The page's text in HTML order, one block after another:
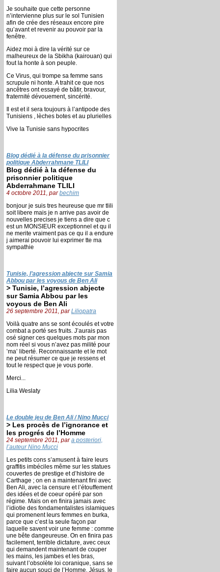
Je souhaite que cette personne
n’intervienne plus sur le sol Tunisien
afin de crée des réseaux encore pire
qu’avant et revenir au pouvoir par la
fenêtre.
Aidez moi à dire la vérité sur ce
malheureux de la Sbikha (kairouan) qui
fout la honte à son peuple.
Ce Virus, qui trompe sa femme sans
scrupule ni honte. A trahit ce que nos
ancêtres ont essayé de bâtir, bravour,
fraternité dévouement, sincérité.
Il est et il sera toujours à l’antipode des
Tunisiens , lèches botes et au plurielles
Vive la Tunisie sans hypocrites
Blog dédié à la défense du prisonnier
politique Abderrahmane TLILI
Blog dédié à la défense du
prisonnier politique
Abderrahmane TLILI
4 octobre 2011, parbechim
bonjour je suis tres heureuse que mr tlili
soit libere mais je n arrive pas avoir de
nouvelles precises je tiens a dire que c
est un MONSIEUR exceptionnel et qu il
ne merite vraiment pas ce qu il a endure
j aimerai pouvoir lui exprimer tte ma
sympathie
Tunisie, l’agression abjecte sur Samia
Abbou par les voyous de Ben Ali
> Tunisie, l’agression abjecte
sur Samia Abbou par les
voyous de Ben Ali
26 septembre 2011, parLiliopatra
Voilà quatre ans se sont écoulés et votre
combat a porté ses fruits. J’aurais pas
osé signer ces quelques mots par mon
nom réel si vous n’avez pas milité pour
’ma’ liberté. Reconnaissante et le mot
ne peut résumer ce que je ressens et
tout le respect que je vous porte.
Merci...
Lilia Weslaty
Le double jeu de Ben Ali / Nino Mucci
> Les procès de l’ignorance et
les progrés de l’Homme
24 septembre 2011, para posteriori,
l’auteur Nino Mucci
Les petits cons s’amusent à faire leurs
graffitis imbéciles même sur les statues
couvertes de prestige et d’histoire de
Carthage ; on en a maintenant fini avec
Ben Ali, avec la censure et l’étouffement
des idées et de coeur opéré par son
régime. Mais on en finira jamais avec
l’idiotie des fondamentalistes islamiques
qui promenent leurs femmes en burka,
parce que c’est la seule façon par
laquelle savent voir une femme : comme
une bête dangeureuse. On en finira pas
facilement, terrible dictature, avec ceux
qui demandent maintenant de couper
les mains, les jambes et les bras,
suivant l’obsolète loi coranique, sans se
faire aucun souci de l’Homme. Jésus, le